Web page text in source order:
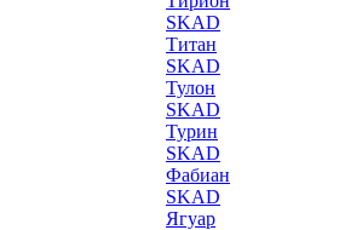
SKAD
Титан
SKAD
Тулон
SKAD
Турин
SKAD
Фабиан
SKAD
Ягуар